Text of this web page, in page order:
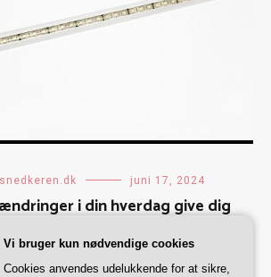
juni 17, 2024
i din hverdag give dig
Vi bruger kun nødvendige cookies
Cookies anvendes udelukkende for at sikre,